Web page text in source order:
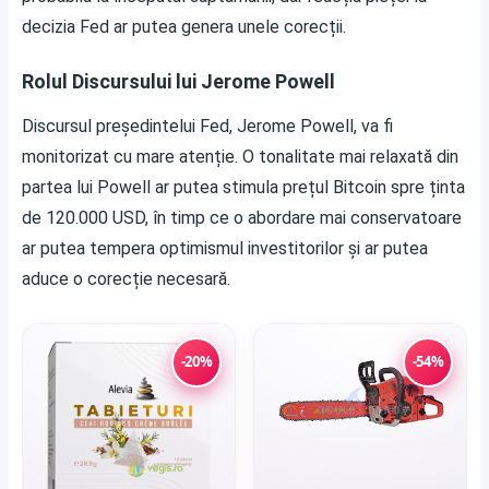
decizia Fed ar putea genera unele corecții.
Rolul Discursului lui Jerome Powell
Discursul președintelui Fed, Jerome Powell, va fi
monitorizat cu mare atenție. O tonalitate mai relaxată din
partea lui Powell ar putea stimula prețul Bitcoin spre ținta
de 120.000 USD, în timp ce o abordare mai conservatoare
ar putea tempera optimismul investitorilor și ar putea
aduce o corecție necesară.
-20% -54%